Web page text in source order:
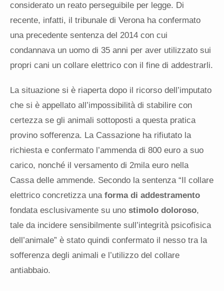
considerato un reato perseguibile per legge. Di
recente, infatti, il tribunale di Verona ha confermato
una precedente sentenza del 2014 con cui
condannava un uomo di 35 anni per aver utilizzato sui
propri cani un collare elettrico con il fine di addestrarli.
La situazione si è riaperta dopo il ricorso dell’imputato
che si è appellato all’impossibilità di stabilire con
certezza se gli animali sottoposti a questa pratica
provino sofferenza. La Cassazione ha rifiutato la
richiesta e confermato l’ammenda di 800 euro a suo
carico, nonché il versamento di 2mila euro nella
Cassa delle ammende. Secondo la sentenza “Il collare
elettrico concretizza una forma di addestramento
fondata esclusivamente su uno stimolo doloroso,
tale da incidere sensibilmente sull’integrità psicofisica
dell’animale” è stato quindi confermato il nesso tra la
sofferenza degli animali e l’utilizzo del collare
antiabbaio.